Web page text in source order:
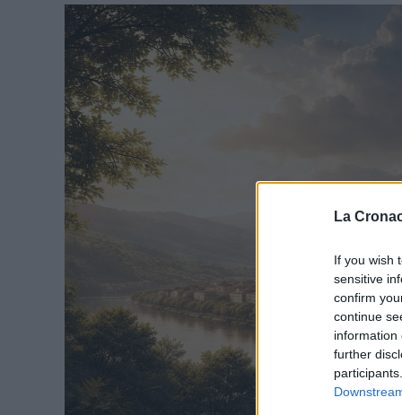
La
If you wish
sensitive
confirm
continue
information
further